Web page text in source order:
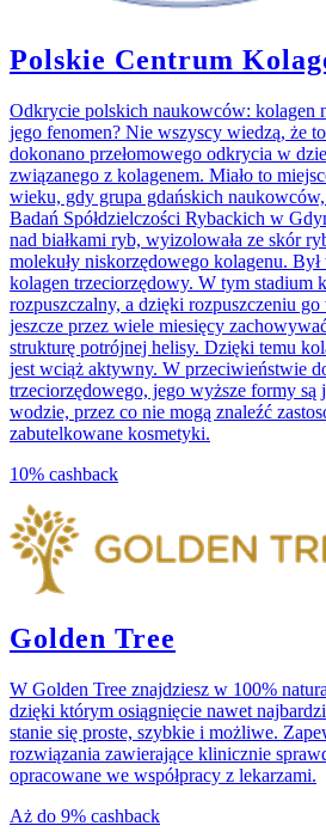
Polskie Centrum
Odkrycie polskich naukowców: kolagen
jego fenomen? Nie wszyscy wiedzą, że
dokonano przełomowego odkrycia w
związanego z kolagenem. Miało to
wieku, gdy grupa gdańskich
Badań Spółdzielczości Rybackich w
nad białkami ryb, wyizolowała ze skór
molekuły niskorzędowego kolagenu.
kolagen trzeciorzędowy. W tym stadium
rozpuszczalny, a dzięki rozpuszczeniu
jeszcze przez wiele miesięcy
strukturę potrójnej helisy. Dzięki temu
jest wciąż aktywny. W przeciwieństwie
trzeciorzędowego, jego wyższe formy są
wodzie, przez co nie mogą znaleźć
zabutelkowane kosmetyki.
10% cashback
Golden Tree
W Golden Tree znajdziesz w 100%
dzięki którym osiągnięcie nawet
stanie się proste, szybkie i możliwe.
rozwiązania zawierające klinicznie
opracowane we współpracy z lekarzami.
Aż do 9% cashback